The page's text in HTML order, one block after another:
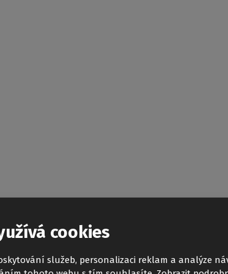
cookies
služeb, personalizaci reklam a analýze